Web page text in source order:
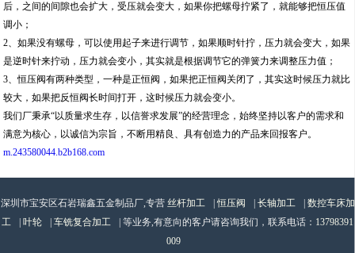
后，之间的间隙也会扩大，受压就会变大，如果你把螺母拧紧了，就能够把恒压值
调小；
2、如果没有螺母，可以使用起子来进行调节，如果顺时针拧，压力就会变大，如果
是逆时针来拧动，压力就会变小，其实就是根据调节它的弹簧力来调整压力值；
3、恒压阀有两种类型，一种是正恒阀，如果把正恒阀关闭了，其实这时候压力就比
较大，如果把反恒阀长时间打开，这时候压力就会变小。
我们厂秉承“以质量求生存，以信誉求发展”的经营理念，始终坚持以客户的需求和
满意为核心，以诚信为宗旨，不断用精良、具有创造力的产品来回报客户。
m.243580044.b2b168.com
深圳市宝安区石岩瑞鑫五金制品厂,专营 丝杆加工 |恒压阀 长轴加工
数控车床加
工
叶轮 车铣复合加工 | 等业务,有意向的客户请咨询我们，联系电话： 13798391
009